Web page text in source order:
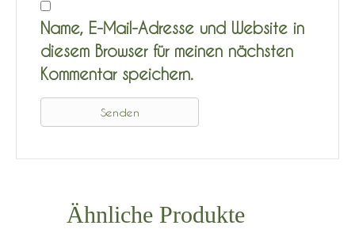
Name, E-Mail-Adresse und Website in
diesem Browser für meinen nächsten
Kommentar speichern.
Ähnliche Produkte